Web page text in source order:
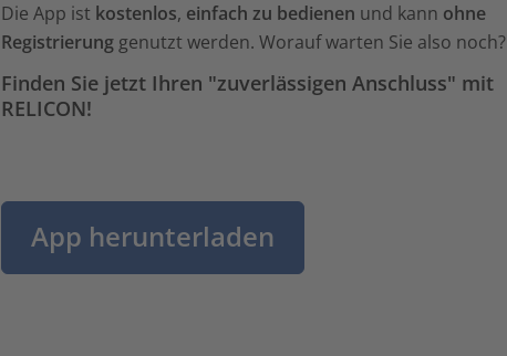
Die App ist kostenlos, einfach zu bedienen und kann ohne
Registrierung genutzt werden. Worauf warten Sie also noch?
Finden Sie jetzt Ihren "zuverlässigen Anschluss" mit
RELICON!
App herunterladen